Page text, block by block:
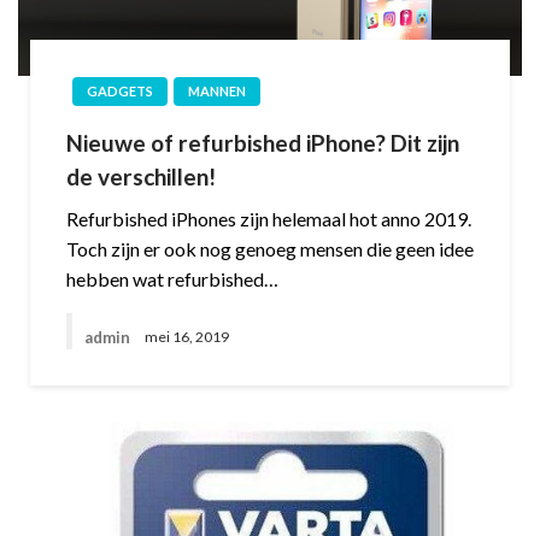
GADGETS MANNEN
Nieuwe of refurbished iPhone? Dit zijn
de verschillen!
Refurbished iPhones zijn helemaal hot anno 2019.
Toch zijn er ook nog genoeg mensen die geen idee
hebben wat refurbished…
admin mei 16, 2019